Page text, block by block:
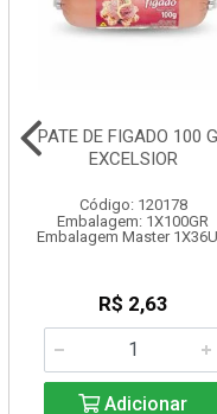
PATE DE FIGADO 100
EXCELSIOR
Código: 120178
Embalagem: 1X100GR
Embalagem Master
R$ 2,63
Adicionar